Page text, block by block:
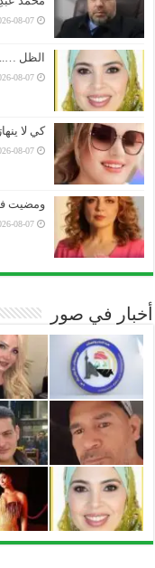
08-07
الظل
08-07
كي لا
08-07
ومضيت
08-07
أخبار في صور